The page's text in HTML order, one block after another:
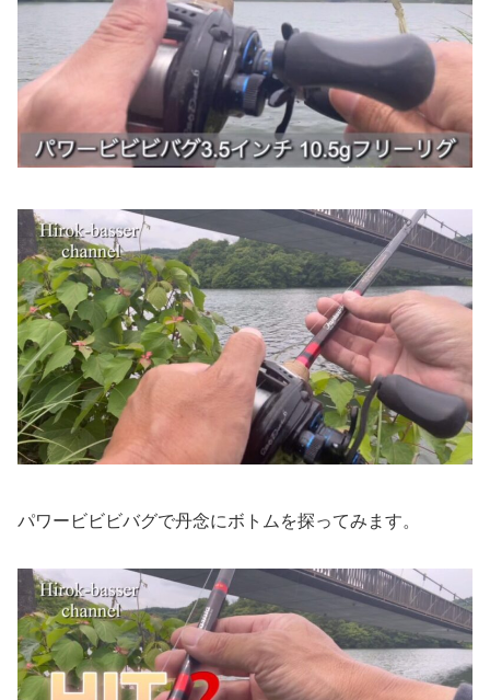
パワービビビバグで丹念にボトムを探ってみます。